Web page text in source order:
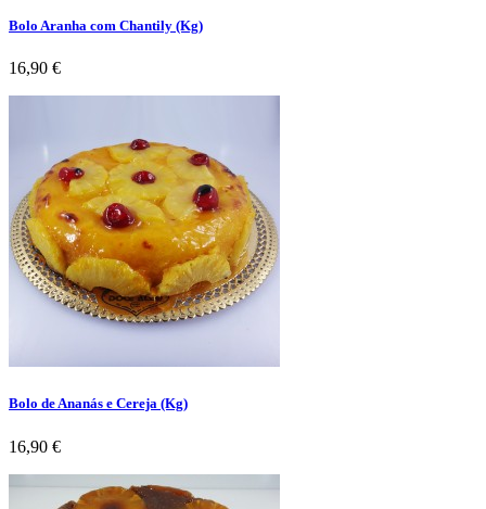
Bolo Aranha com Chantily (Kg)
Preço
16,90 €
Bolo de Ananás e Cereja (Kg)
Preço
16,90 €